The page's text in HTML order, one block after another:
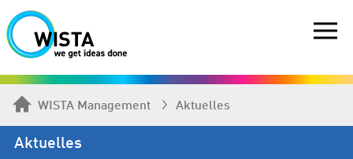
WISTA Management Aktuelles
Aktuelles